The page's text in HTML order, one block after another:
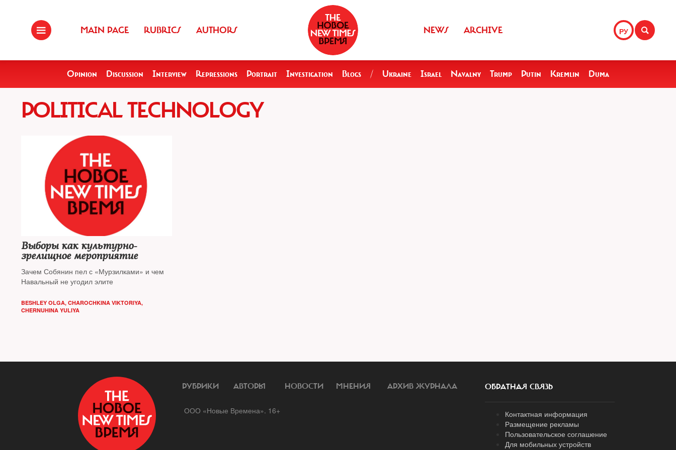
MAIN PAGE RUBRICS AUTHORS РУ
NEWS ARCHIVE
Opinion Discussion Interview Repressions Portrait Investigation Blogs / Ukraine Israel Navalny Trump Putin Kremlin Duma
POLITICAL TECHNOLOGY
Выборы как культурно-
зрелищное мероприятие
Зачем Собянин пел с «Мурзилками» и чем
Навальный не угодил элите
BESHLEY OLGA, CHAROCHKINA VIKTORIYA,
CHERNUHINA YULIYA
РУБРИКИ АВТОРЫ НОВОСТИ МНЕНИЯ АРХИВ ЖУРНАЛА
ООО «Новые Времена». 16+
ОБРАТНАЯ СВЯЗЬ
Контактная информация
Размещение рекламы
Пользовательское соглашение
Для мобильных устройств